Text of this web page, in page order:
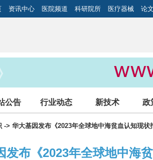
资讯中心 医院频道 科研院所 医疗器械 论
公告 行业动态 新技术 政
-> 华大基因发布《2023年全球地中海贫血认知现状
发布《2023年全球地中海